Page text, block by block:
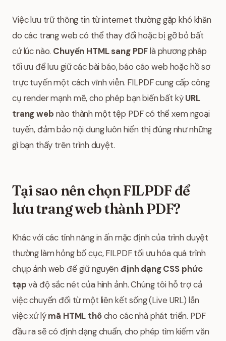
Việc lưu trữ thông tin từ internet thường gặp khó khăn
do các trang web có thể thay đổi hoặc bị gỡ bỏ bất
cứ lúc nào. Chuyển HTML sang PDFlà phương pháp
tối ưu để lưu giữ các bài báo, báo cáo web hoặc hồ sơ
trực tuyến một cách vĩnh viễn. FILPDF cung cấp công
cụ render mạnh mẽ, cho phép bạn biến bất kỳURL
trang web nào thành một tệp PDF có thể xem ngoại
tuyến, đảm bảo nội dung luôn hiển thị đúng như những
gì bạn thấy trên trình duyệt.
Tại sao nên chọn FILPDF để
lưu trang web thành PDF?
Khác với các tính năng in ấn mặc định của trình duyệt
thường làm hỏng bố cục, FILPDF tối ưu hóa quá trình
chụp ảnh web để giữ nguyên định dạng CSS phức
tạpvà độ sắc nét của hình ảnh. Chúng tôi hỗ trợ cả
việc chuyển đổi từ một liên kết sống (Live URL) lẫn
việc xử lýmã HTML thôcho các nhà phát triển. PDF
đầu ra sẽ có định dạng chuẩn, cho phép tìm kiếm văn